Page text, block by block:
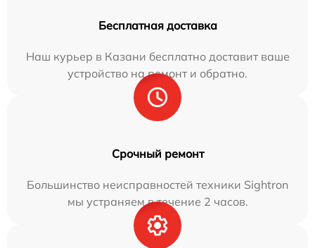
Бесплатная доставка
Наш курьер в Казани бесплатно доставит ваше
устройство на ремонт и обратно.
Срочный ремонт
Большинство неисправностей техники Sightron
мы устраняем в течение 2 часов.